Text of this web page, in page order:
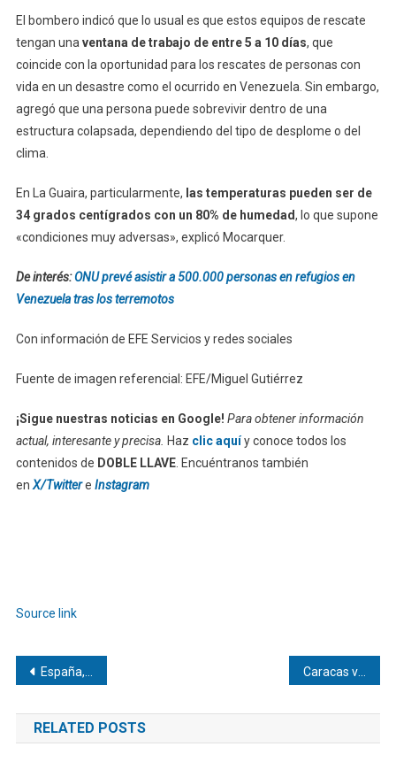
El bombero indicó que lo usual es que estos equipos de rescate
tengan una ventana de trabajo de entre 5 a 10 días, que
coincide con la oportunidad para los rescates de personas con
vida en un desastre como el ocurrido en Venezuela. Sin embargo,
agregó que una persona puede sobrevivir dentro de una
estructura colapsada, dependiendo del tipo de desplome o del
clima.
En La Guaira, particularmente, las temperaturas pueden ser de
34 grados centígrados con un 80% de humedad, lo que supone
«condiciones muy adversas», explicó Mocarquer.
De interés:ONU prevé asistir a 500.000 personas en refugios en
Venezuela tras los terremotos
Con información de EFE Servicios y redes sociales
Fuente de imagen referencial: EFE/Miguel Gutiérrez
¡Sigue nuestras noticias en Google! Para obtener información
actual, interesante y precisa. Haz clic aquíy conoce todos los
contenidos de DOBLE LLAVE. Encuéntranos también
en X/Twittere Instagram
Source link
Navegación
de
entradas
España, Portugal y Suiza se juegan su permanencia en el Mundial
RELATED POSTS